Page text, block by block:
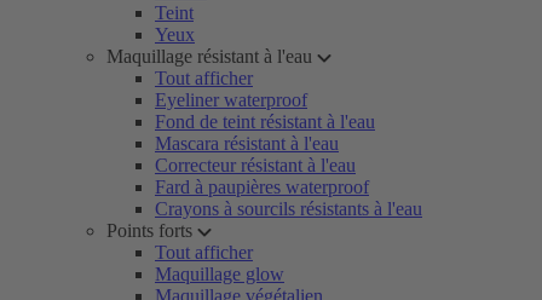
Teint
Yeux
Maquillage résistant à l'eau
Tout afficher
Eyeliner waterproof
Fond de teint résistant à l'eau
Mascara résistant à l'eau
Correcteur résistant à l'eau
Fard à paupières waterproof
Crayons à sourcils résistants à l'eau
Points forts
Tout afficher
Maquillage glow
Maquillage végétalien